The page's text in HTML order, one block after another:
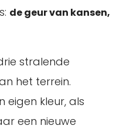
de geur van kansen,
stralende
het terrein.
eigen kleur, als
een nieuwe